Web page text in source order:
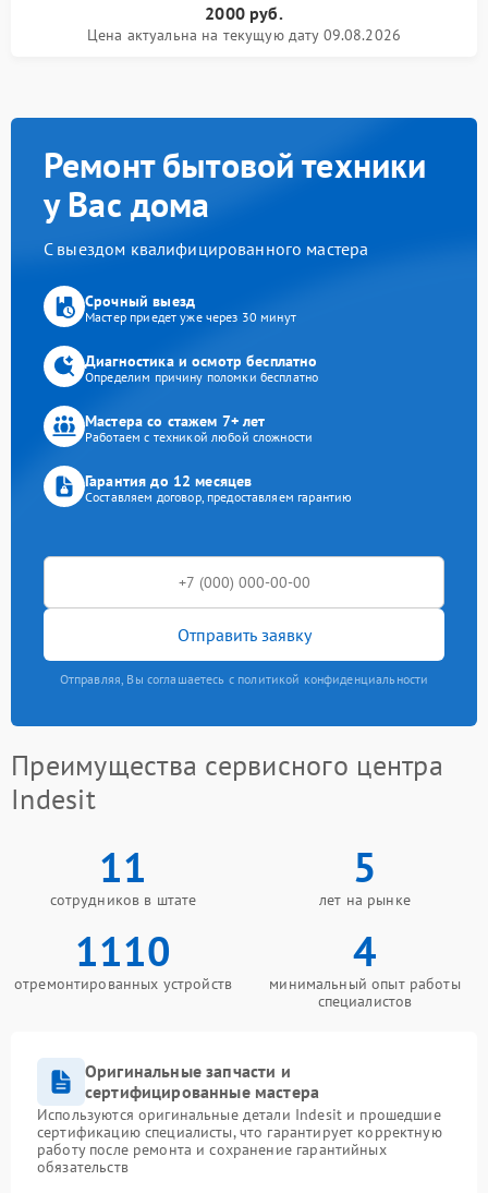
2000 руб.
Цена актуальна на текущую дату 09.08.2026
Ремонт бытовой техники
у Вас дома
С выездом квалифицированного мастера
Срочный выезд
Мастер приедет уже через 30 минут
Диагностика и осмотр бесплатно
Определим причину поломки бесплатно
Мастера со стажем 7+ лет
Работаем с техникой любой сложности
Гарантия до 12 месяцев
Составляем договор, предоставляем гарантию
Отправить заявку
Отправляя, Вы соглашаетесь с политикой конфиденциальности
Преимущества сервисного центра
Indesit
11
сотрудников в штате
5
лет на рынке
1110
отремонтированных устройств
4
минимальный опыт работы
специалистов
Оригинальные запчасти и
сертифицированные мастера
Используются оригинальные детали Indesit и прошедшие
сертификацию специалисты, что гарантирует корректную
работу после ремонта и сохранение гарантийных
обязательств